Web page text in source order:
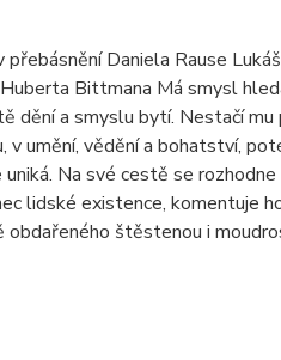
Daniela Rause
Bittmana Má smysl
a smyslu bytí. Nestačí mu
v umění, vědění a bohatství,
Na své cestě se
lidské existence, komentuje
obdařeného štěstenou i